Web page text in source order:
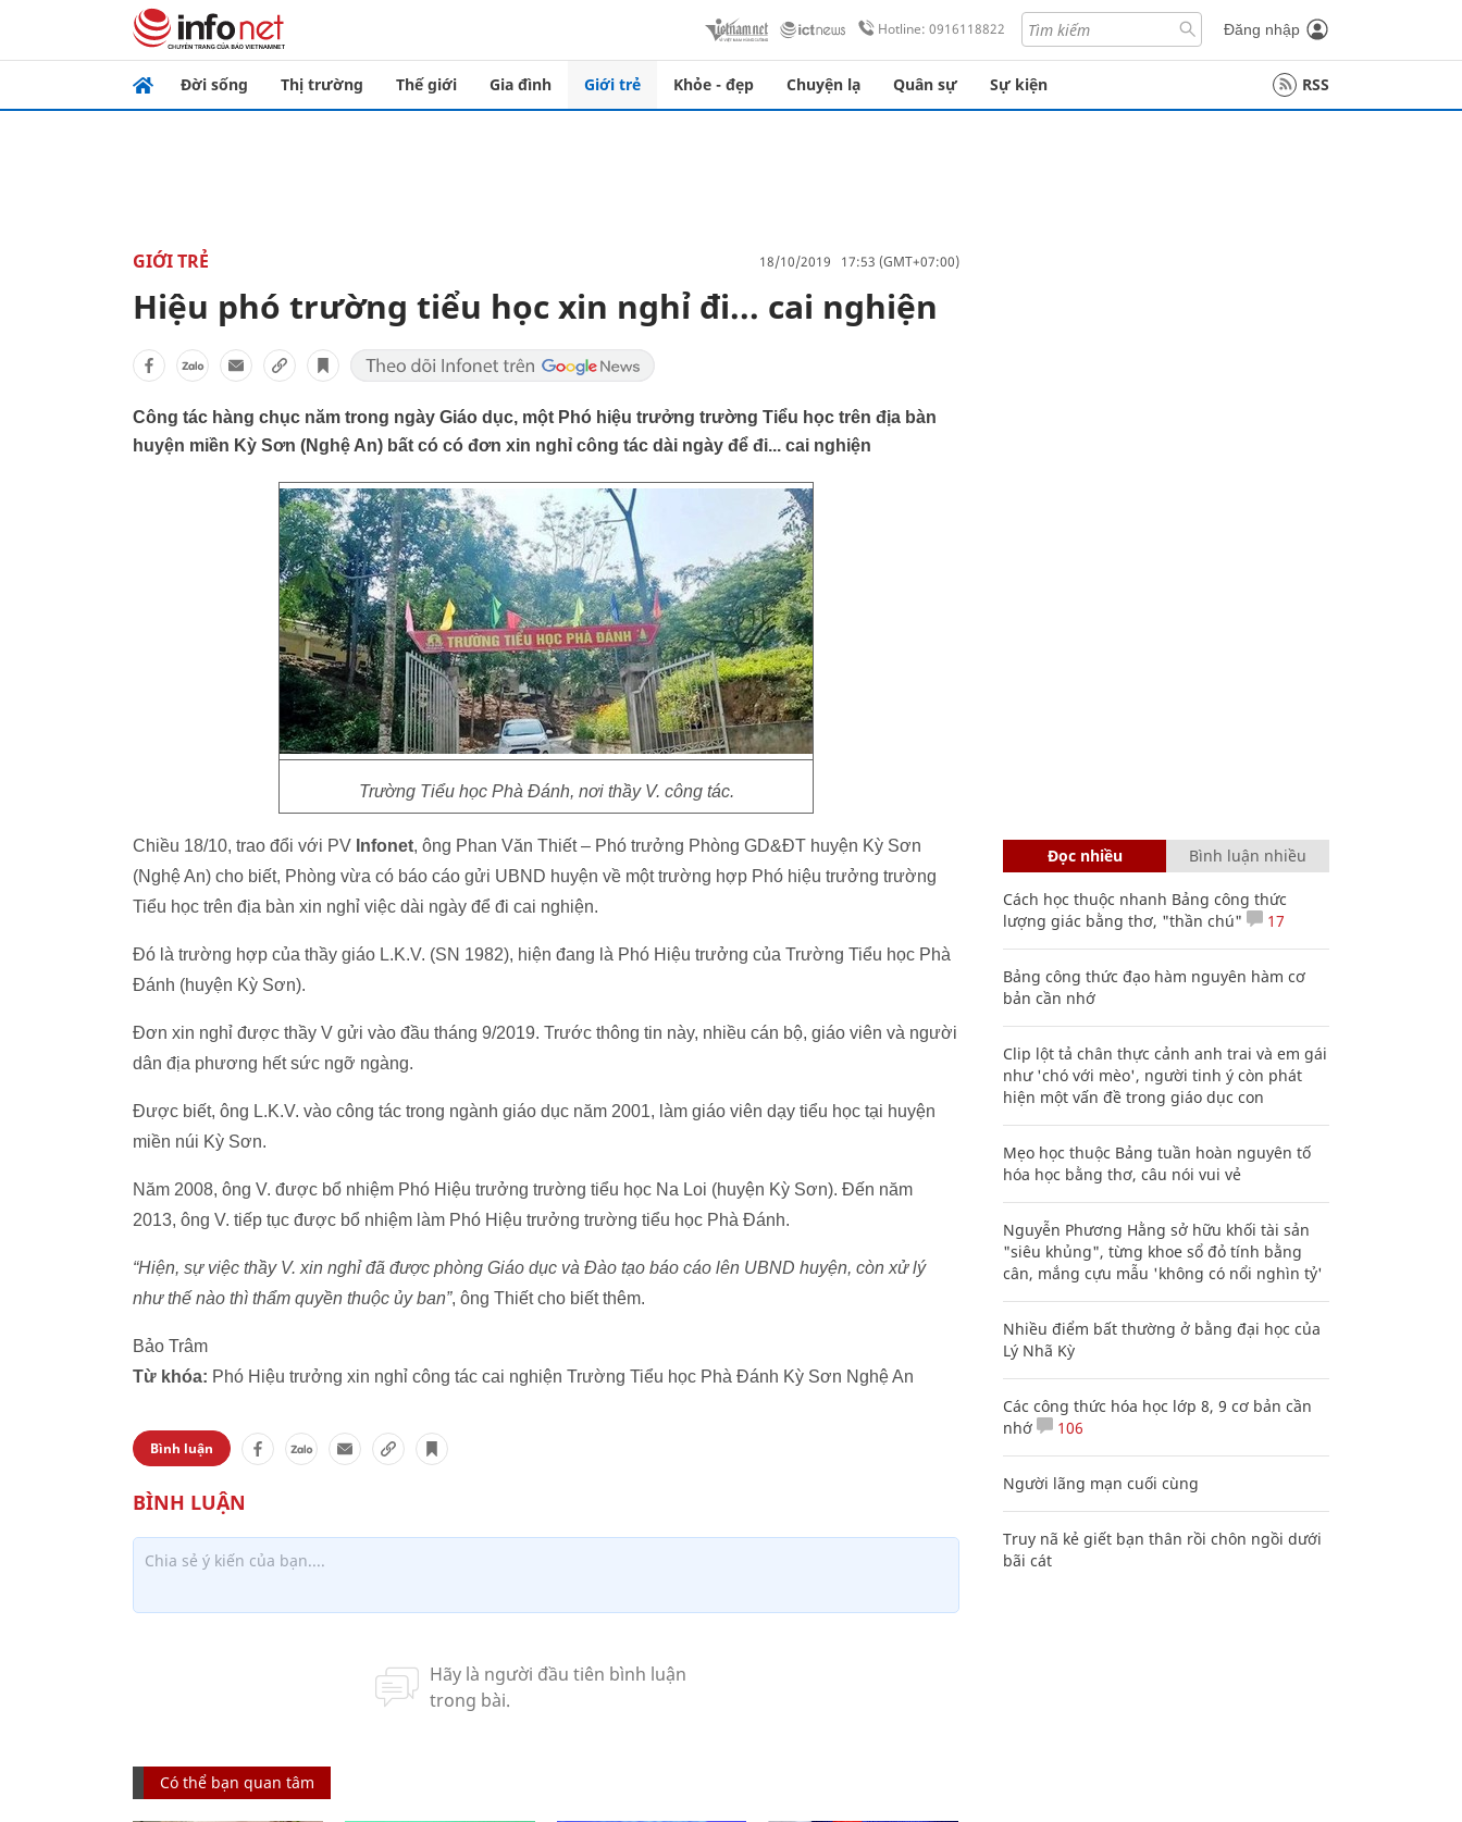
Hotline: 0916118822 Đăng nhập
Đời sống Thị trường Thế giới Gia đình Giới trẻ Khỏe - đẹp Chuyện lạ Quân sự Sự kiện RSS
GIỚI TRẺ 18/10/2019 17:53 (GMT+07:00)
Hiệu phó trường tiểu học xin nghỉ đi... cai nghiện
Công tác hàng chục năm trong ngày Giáo dục, một Phó hiệu trưởng trường Tiểu học trên địa bàn
huyện miền Kỳ Sơn (Nghệ An) bất có có đơn xin nghỉ công tác dài ngày để đi... cai nghiện
Trường Tiểu học Phà Đánh, nơi thầy V. công tác.
Chiều 18/10, trao đổi với PV Infonet, ông Phan Văn Thiết – Phó trưởng Phòng GD&ĐT huyện Kỳ Sơn
(Nghệ An) cho biết, Phòng vừa có báo cáo gửi UBND huyện về một trường hợp Phó hiệu trưởng trường
Tiểu học trên địa bàn xin nghỉ việc dài ngày để đi cai nghiện.
Đó là trường hợp của thầy giáo L.K.V. (SN 1982), hiện đang là Phó Hiệu trưởng của Trường Tiểu học Phà
Đánh (huyện Kỳ Sơn).
Đơn xin nghỉ được thầy V gửi vào đầu tháng 9/2019. Trước thông tin này, nhiều cán bộ, giáo viên và người
dân địa phương hết sức ngỡ ngàng.
Được biết, ông L.K.V. vào công tác trong ngành giáo dục năm 2001, làm giáo viên dạy tiểu học tại huyện
miền núi Kỳ Sơn.
Năm 2008, ông V. được bổ nhiệm Phó Hiệu trưởng trường tiểu học Na Loi (huyện Kỳ Sơn). Đến năm
2013, ông V. tiếp tục được bổ nhiệm làm Phó Hiệu trưởng trường tiểu học Phà Đánh.
“Hiện, sự việc thầy V. xin nghỉ đã được phòng Giáo dục và Đào tạo báo cáo lên UBND huyện, còn xử lý
như thế nào thì thẩm quyền thuộc ủy ban”, ông Thiết cho biết thêm.
Bảo Trâm
Từ khóa: Phó Hiệu trưởng xin nghỉ công tác cai nghiện Trường Tiểu học Phà Đánh Kỳ Sơn Nghệ An
Bình luận
Có thể bạn quan tâm
Đọc nhiều Bình luận nhiều
Cách học thuộc nhanh Bảng công thức
lượng giác bằng thơ, "thần chú"
17
Bảng công thức đạo hàm nguyên hàm cơ
bản cần nhớ
Clip lột tả chân thực cảnh anh trai và em gái
như 'chó với mèo', người tinh ý còn phát
hiện một vấn đề trong giáo dục con
Mẹo học thuộc Bảng tuần hoàn nguyên tố
hóa học bằng thơ, câu nói vui vẻ
Nguyễn Phương Hằng sở hữu khối tài sản
"siêu khủng", từng khoe sổ đỏ tính bằng
cân, mắng cựu mẫu 'không có nổi nghìn tỷ'
Nhiều điểm bất thường ở bằng đại học của
Lý Nhã Kỳ
Các công thức hóa học lớp 8, 9 cơ bản cần
nhớ
106
Người lãng mạn cuối cùng
Truy nã kẻ giết bạn thân rồi chôn ngồi dưới
bãi cát